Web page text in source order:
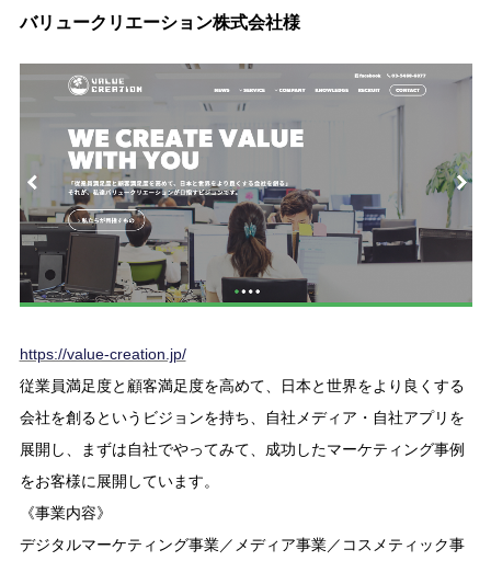
バリュークリエーション株式会社様
https://value-creation.jp/
従業員満足度と顧客満足度を高めて、日本と世界をより良くする
会社を創るというビジョンを持ち、自社メディア・自社アプリを
展開し、まずは自社でやってみて、成功したマーケティング事例
をお客様に展開しています。
《事業内容》
デジタルマーケティング事業／メディア事業／コスメティック事